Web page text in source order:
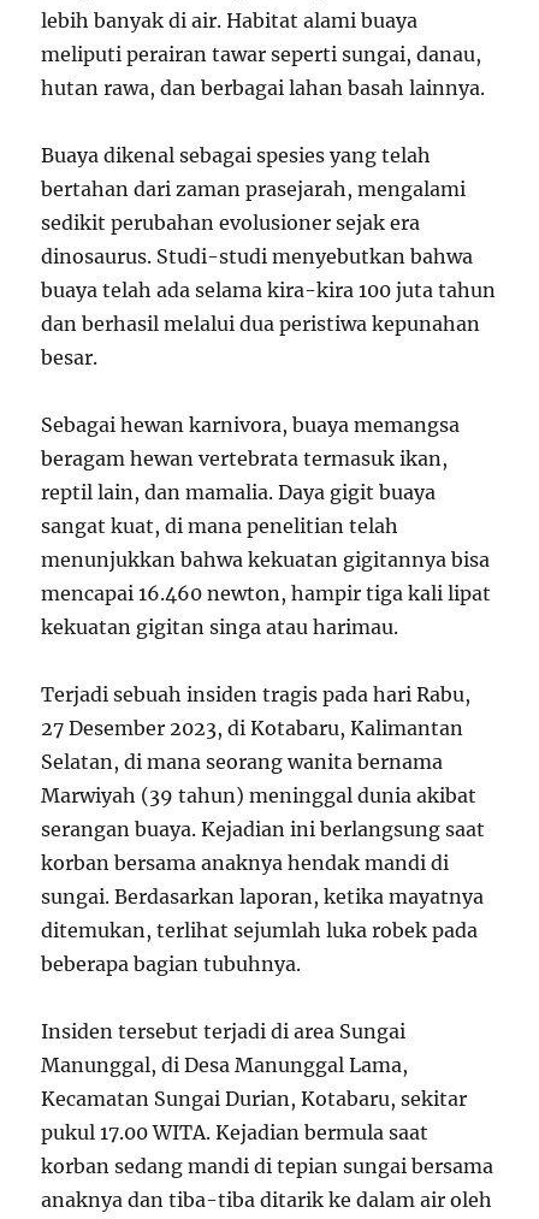
lebih banyak di air. Habitat alami buaya
meliputi perairan tawar seperti sungai, danau,
hutan rawa, dan berbagai lahan basah lainnya.
Buaya dikenal sebagai spesies yang telah
bertahan dari zaman prasejarah, mengalami
sedikit perubahan evolusioner sejak era
dinosaurus. Studi-studi menyebutkan bahwa
buaya telah ada selama kira-kira 100 juta tahun
dan berhasil melalui dua peristiwa kepunahan
besar.
Sebagai hewan karnivora, buaya memangsa
beragam hewan vertebrata termasuk ikan,
reptil lain, dan mamalia. Daya gigit buaya
sangat kuat, di mana penelitian telah
menunjukkan bahwa kekuatan gigitannya bisa
mencapai 16.460 newton, hampir tiga kali lipat
kekuatan gigitan singa atau harimau.
Terjadi sebuah insiden tragis pada hari Rabu,
27 Desember 2023, di Kotabaru, Kalimantan
Selatan, di mana seorang wanita bernama
Marwiyah (39 tahun) meninggal dunia akibat
serangan buaya. Kejadian ini berlangsung saat
korban bersama anaknya hendak mandi di
sungai. Berdasarkan laporan, ketika mayatnya
ditemukan, terlihat sejumlah luka robek pada
beberapa bagian tubuhnya.
Insiden tersebut terjadi di area Sungai
Manunggal, di Desa Manunggal Lama,
Kecamatan Sungai Durian, Kotabaru, sekitar
pukul 17.00 WITA. Kejadian bermula saat
korban sedang mandi di tepian sungai bersama
anaknya dan tiba-tiba ditarik ke dalam air oleh